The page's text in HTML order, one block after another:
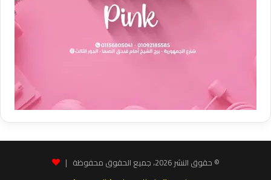
© حقوق النشر 2026، جميع الحقوق محفوظة |